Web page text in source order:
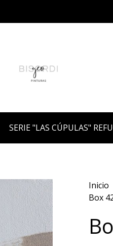
SERIE "LAS CÚPULAS"
Inicio
Box